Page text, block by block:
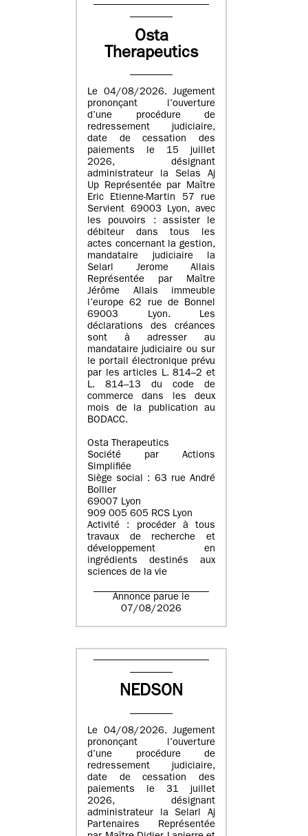
Osta
Therapeutics
Le 04/08/2026. Jugement
prononçant l’ouverture
d’une procédure de
redressement judiciaire,
date de cessation des
paiements le 15 juillet
2026, désignant
administrateur la Selas Aj
Up Représentée par Maître
Eric Etienne-Martin 57 rue
Servient 69003 Lyon, avec
les pouvoirs : assister le
débiteur dans tous les
actes concernant la gestion,
mandataire judiciaire la
Selarl Jerome Allais
Représentée par Maître
Jérôme Allais immeuble
l’europe 62 rue de Bonnel
69003 Lyon. Les
déclarations des créances
sont à adresser au
mandataire judiciaire ou sur
le portail électronique prévu
par les articles L. 814–2 et
L. 814–13 du code de
commerce dans les deux
mois de la publication au
BODACC.
Osta Therapeutics
Société par Actions
Simplifiée
Siège social : 63 rue André
Bollier
69007 Lyon
909 005 605 RCS Lyon
Activité : procéder à tous
travaux de recherche et
développement en
ingrédients destinés aux
sciences de la vie
Annonce parue le
07/08/2026
NEDSON
Le 04/08/2026. Jugement
prononçant l’ouverture
d’une procédure de
redressement judiciaire,
date de cessation des
paiements le 31 juillet
2026, désignant
administrateur la Selarl Aj
Partenaires Représentée